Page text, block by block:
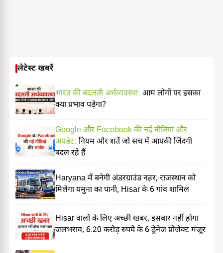
लेटेस्ट खबरें
भारत की बदलती अर्थव्यवस्था: आम लोगों पर इसका
क्या प्रभाव पड़ेगा?
Google और Facebook की नई नीतियां और
अपडेट: नियम और शर्तें जो सच में आपकी जिंदगी
बदल रहे हैं
Haryana में बनेगी अंडरग्राउंड नहर, राजस्थान को
मिलेगा यमुना का पानी, Hisar के 6 गांव शामिल
Hisar वालों के लिए अच्छी खबर, इसबार नहीं होगा
जलभराव, 6.20 करोड़ रुपये के 6 ड्रेनेज प्रोजेक्ट मंजूर